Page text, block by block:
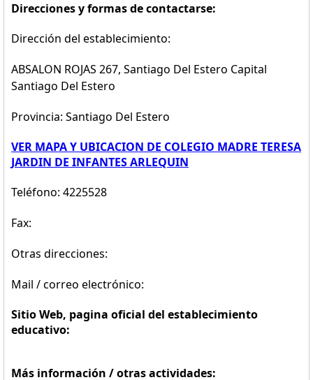
Direcciones y formas de contactarse:
Dirección del establecimiento:
ABSALON ROJAS 267, Santiago Del Estero Capital
Santiago Del Estero
Provincia: Santiago Del Estero
VER MAPA Y UBICACION DE COLEGIO MADRE TERESA
JARDIN DE INFANTES ARLEQUIN
Teléfono: 4225528
Fax:
Otras direcciones:
Mail / correo electrónico:
Sitio Web, pagina oficial del establecimiento
educativo:
Más información / otras actividades: